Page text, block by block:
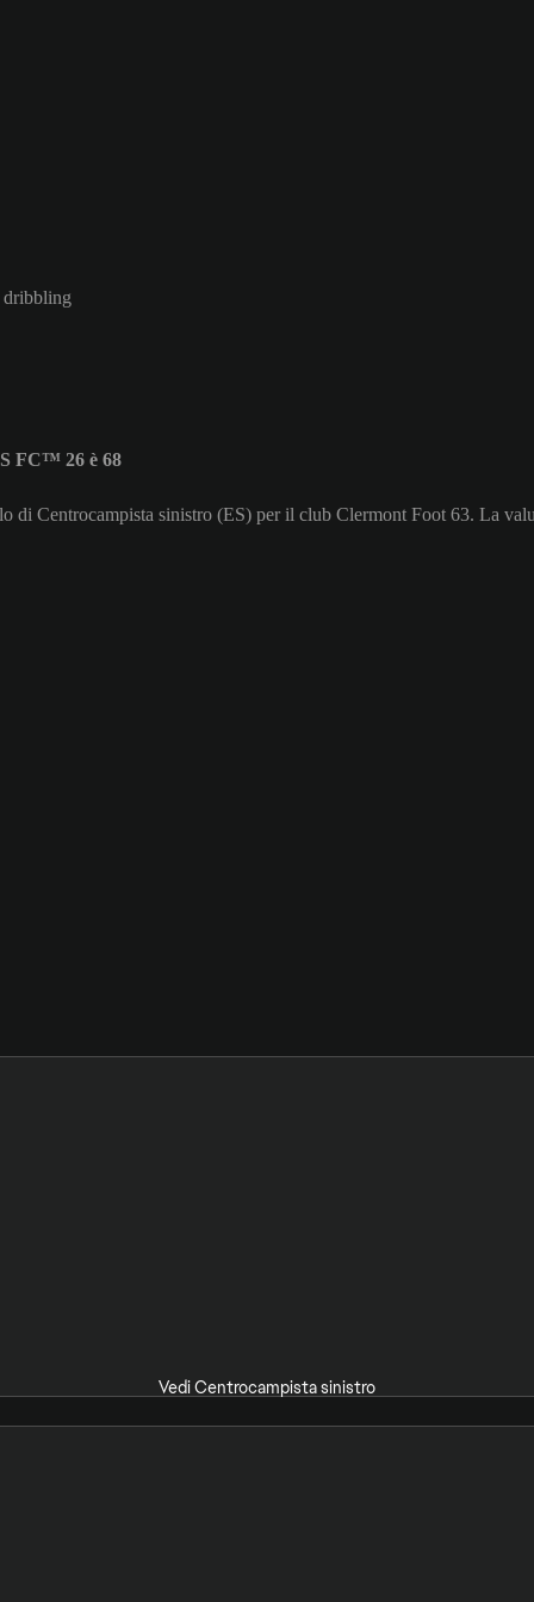
dribbling
FC™ 26 è 68
di Centrocampista sinistro (ES) per il club Clermont Foot 63. La
Vedi Centrocampista sinistro